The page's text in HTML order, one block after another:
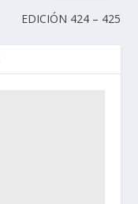
EDICIÓN 424 – 425